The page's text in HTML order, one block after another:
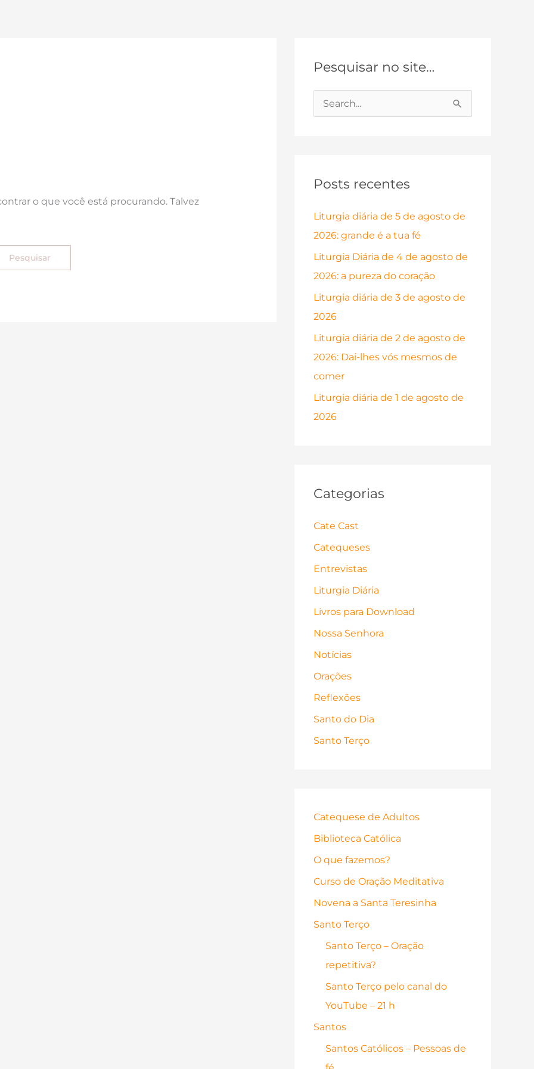
o que você está procurando. Talvez
Pesquisar no site…
u
s
a
r
p
o
r
:
Posts recentes
Liturgia diária de 5 de agosto de
2026: grande é a tua fé
Liturgia Diária de 4 de agosto de
2026: a pureza do coração
Liturgia diária de 3 de agosto de
2026
Liturgia diária de 2 de agosto de
2026: Dai-lhes vós mesmos de
comer
Liturgia diária de 1 de agosto de
2026
Categorias
Cate Cast
Catequeses
Entrevistas
Liturgia Diária
Livros para Download
Nossa Senhora
Notícias
Orações
Reflexões
Santo do Dia
Santo Terço
Catequese de Adultos
Biblioteca Católica
O que fazemos?
Curso de Oração Meditativa
Novena a Santa Teresinha
Santo Terço
Santo Terço – Oração
repetitiva?
Santo Terço pelo canal do
YouTube – 21 h
Santos
Santos Católicos – Pessoas de